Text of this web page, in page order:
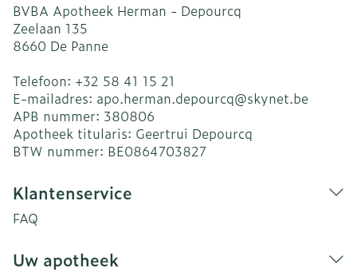
BVBA Apotheek Herman - Depourcq
Zeelaan 135
8660 De Panne
Telefoon: +32 58 41 15 21
E-mailadres: apo.herman.depourcq@skynet.be
APB nummer: 380806
Apotheek titularis: Geertrui Depourcq
BTW nummer: BE0864703827
Klantenservice
FAQ
Uw apotheek